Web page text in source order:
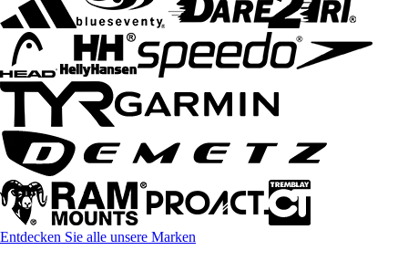
Entdecken Sie alle unsere Marken